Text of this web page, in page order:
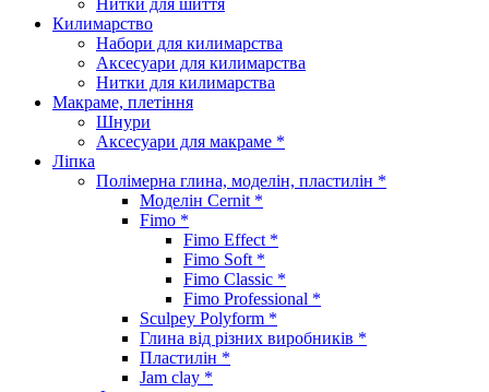
Килимарство
Набори для килимарства
Аксесуари для килимарства
Нитки для килимарства
Макраме, плетіння
Шнури
Аксесуари для макраме *
Ліпка
Полімерна глина, моделін, пластилін *
Моделін Cernit *
Fimo *
Fimo Effect *
Fimo Soft *
Fimo Classic *
Fimo Professional *
Sculpey Polyform *
Глина від різних виробників *
Пластилін *
Jam clay *